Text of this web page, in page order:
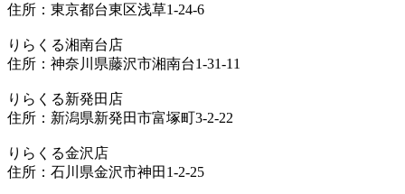
住所：東京都台東区浅草1-24-6
りらくる湘南台店
住所：神奈川県藤沢市湘南台1-31-11
りらくる新発田店
住所：新潟県新発田市富塚町3-2-22
りらくる金沢店
住所：石川県金沢市神田1-2-25